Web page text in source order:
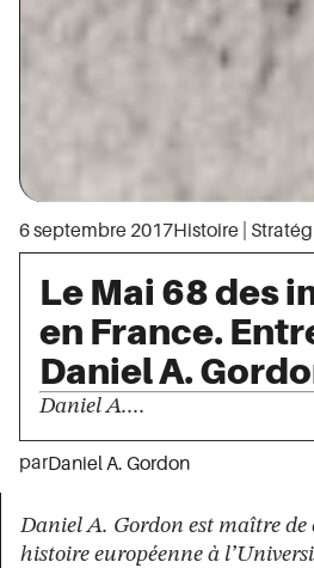
6 septembre 2017Histoire
Le Mai 68 des
en France.
Daniel A.
Daniel A....
parDaniel A. Gordon
Daniel A. Gordon est maître de
histoire européenne à